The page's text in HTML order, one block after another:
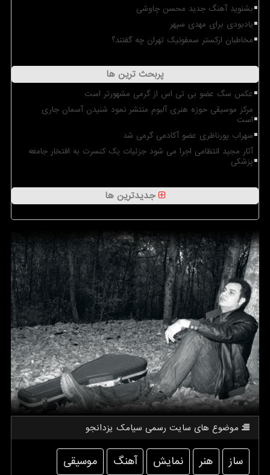
بشنوید آهنگ جدید محسن چاوشی
یادبودی برای مهدی سپهر
مخاطبان ارکستر سمفونیک تهران چه گفتند؟
پربحث ترین ها
عکس سگ عضو بی تی اس از گرمی مشهورتر است
مرکز موسیقی حوزه هنری آلبوم منتشر نمود شنیدن آسمان جاری
است
سهراب پورناظری عضو آکادمی گرمی شد
آثار مجید انتظامی اجرا می شود جزئیات یک کنسرت به افتخار جامعه
پزشکی
جدیدترین ها
موضوع های سایت رسمی سیامك یزدانجو
ساز هنر نمایش آهنگ
موسیقی